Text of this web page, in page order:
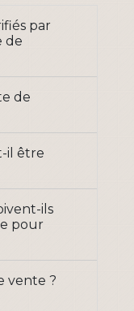
par
de
de
il être
ils
pour
vente ?